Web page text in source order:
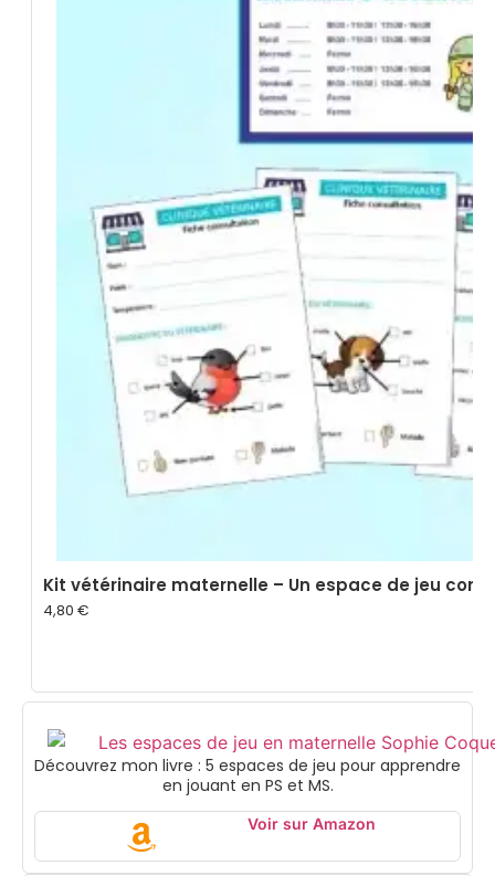
Kit vétérinaire maternelle – Un espace de jeu
4,80 €
Découvrez mon livre : 5 espaces de jeu pour apprendre
en jouant en PS et MS.
Voir sur Amazon